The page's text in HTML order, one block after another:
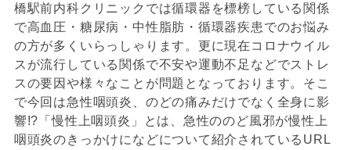
橋駅前内科クリニックでは循環器を標榜している関係
で高血圧・糖尿病・中性脂肪・循環器疾患でのお悩み
の方が多くいらっしゃります。更に現在コロナウイル
スが流行している関係で不安や運動不足などでストレ
スの要因や様々なことが問題となっております。そこ
で今回は急性咽頭炎、のどの痛みだけでなく全身に影
響!?「慢性上咽頭炎」とは、急性ののど風邪が慢性上
咽頭炎のきっかけになどについて紹介されているURL